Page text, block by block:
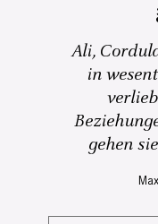
Ali,
in
gehen